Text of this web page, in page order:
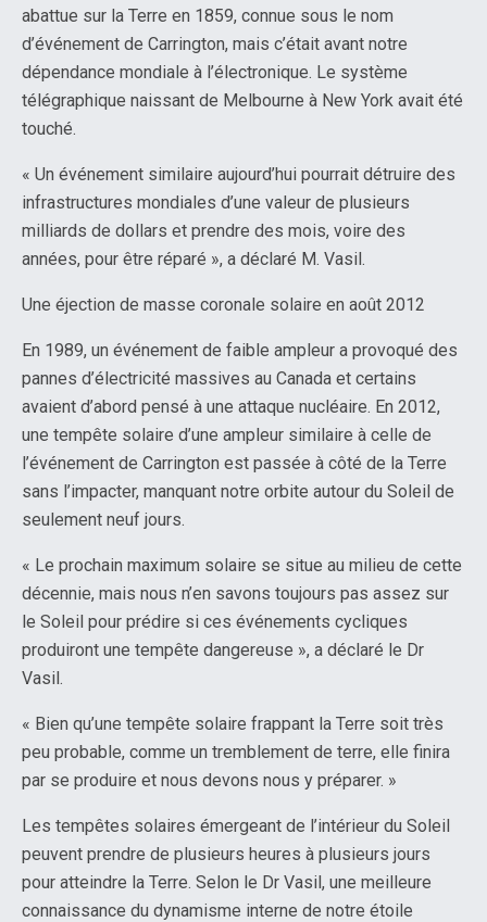
abattue sur la Terre en 1859, connue sous le nom
d’événement de Carrington, mais c’était avant notre
dépendance mondiale à l’électronique. Le système
télégraphique naissant de Melbourne à New York avait été
touché.
« Un événement similaire aujourd’hui pourrait détruire des
infrastructures mondiales d’une valeur de plusieurs
milliards de dollars et prendre des mois, voire des
années, pour être réparé », a déclaré M. Vasil.
Une éjection de masse coronale solaire en août 2012
En 1989, un événement de faible ampleur a provoqué des
pannes d’électricité massives au Canada et certains
avaient d’abord pensé à une attaque nucléaire. En 2012,
une tempête solaire d’une ampleur similaire à celle de
l’événement de Carrington est passée à côté de la Terre
sans l’impacter, manquant notre orbite autour du Soleil de
seulement neuf jours.
« Le prochain maximum solaire se situe au milieu de cette
décennie, mais nous n’en savons toujours pas assez sur
le Soleil pour prédire si ces événements cycliques
produiront une tempête dangereuse », a déclaré le Dr
Vasil.
« Bien qu’une tempête solaire frappant la Terre soit très
peu probable, comme un tremblement de terre, elle finira
par se produire et nous devons nous y préparer. »
Les tempêtes solaires émergeant de l’intérieur du Soleil
peuvent prendre de plusieurs heures à plusieurs jours
pour atteindre la Terre. Selon le Dr Vasil, une meilleure
connaissance du dynamisme interne de notre étoile